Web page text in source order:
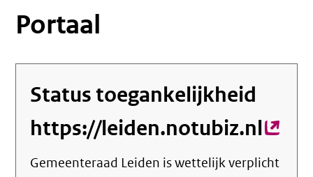
Portaal
Status toegankelijkheid
https://leiden.notubiz.nl
link)
Gemeenteraad Leiden is wettelijk verplicht